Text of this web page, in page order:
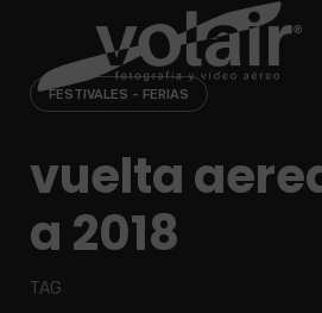
content
FESTIVALES - FERIAS
vuelta
a 2018
TAG